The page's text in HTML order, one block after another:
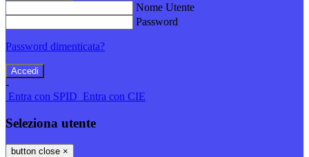
Nome Utente
Password
Password dimenticata?
-
Entra con SPID Entra con CIE
Seleziona utente
button close ×